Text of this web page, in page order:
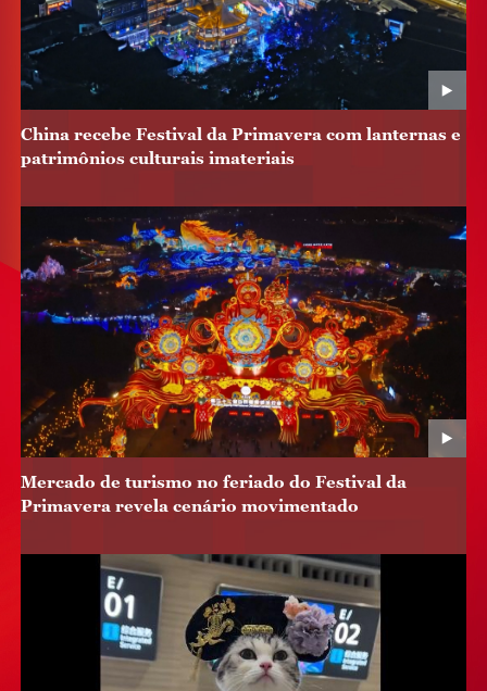
China recebe Festival da Primavera com lanternas e
patrimônios culturais imateriais
Mercado de turismo no feriado do Festival da
Primavera revela cenário movimentado